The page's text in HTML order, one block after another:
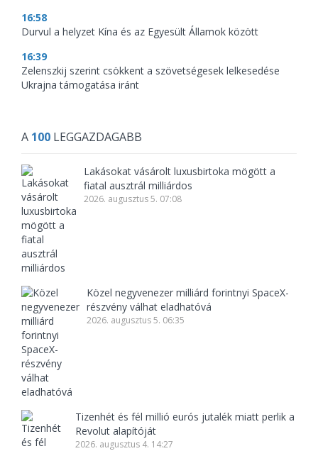
16:58
Durvul a helyzet Kína és az Egyesült Államok között
16:39
Zelenszkij szerint csökkent a szövetségesek lelkesedése
Ukrajna támogatása iránt
A 100 LEGGAZDAGABB
Lakásokat vásárolt luxusbirtoka mögött a
fiatal ausztrál milliárdos
2026. augusztus 5. 07:08
Közel negyvenezer milliárd forintnyi SpaceX-
részvény válhat eladhatóvá
2026. augusztus 5. 06:35
Tizenhét és fél millió eurós jutalék miatt perlik a
Revolut alapítóját
2026. augusztus 4. 14:27